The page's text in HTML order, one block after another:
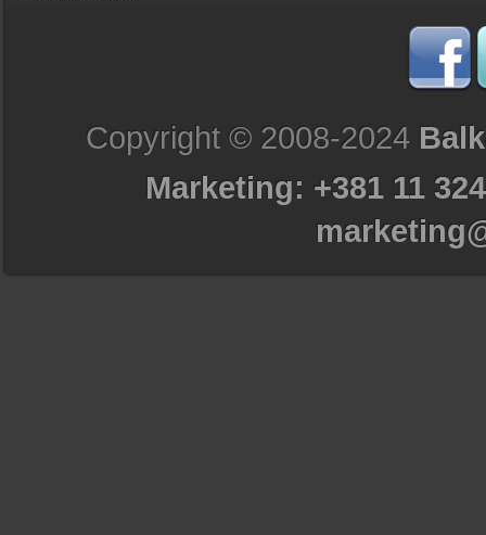
Copyright © 2008-2024
Marketing: +381 11